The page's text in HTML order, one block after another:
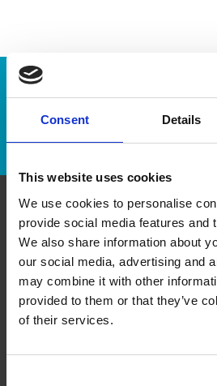
Consent Details
This website uses cookies
We use cookies to personalise
provide social media features and
We also share information about
our social media, advertising and
may combine it with other
provided to them or that they’ve
of their services.
Communiquer avec
The UPS Store #264
Country Hills Town Centre, 612 -
Blvd NE
Calgary Alberta - T3K 5K3
(403) 226-9361